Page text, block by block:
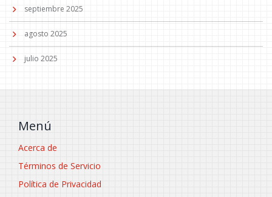
septiembre 2025
agosto 2025
julio 2025
Menú
Acerca de
Términos de Servicio
Política de Privacidad